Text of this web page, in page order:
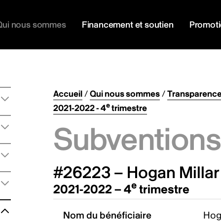
nous sommes Financement et soutien
Accueil/Qui nous sommes/
2021-2022 - 4etrimestre
#26223 – Hogan
2021-2022 – 4e trimestre
Nom du bénéficiaire